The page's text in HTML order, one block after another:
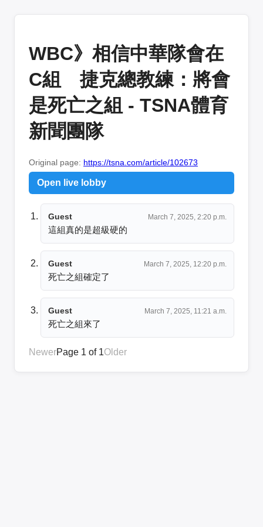
WBC》相信中華隊會在
C組 捷克總教練：將會
是死亡之組 - TSNA體育
新聞團隊
Original page: https://tsna.com/article/102673
Open live lobby
Guest March 7, 2025, 2:20 p.m.
這組真的是超級硬的
Guest March 7, 2025, 12:20 p.m.
死亡之組確定了
Guest March 7, 2025, 11:21 a.m.
死亡之組來了
NewerPage 1 of 1Older